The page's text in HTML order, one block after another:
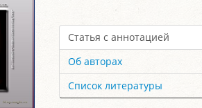
Статья с аннотацией
Об авторах
Список литературы